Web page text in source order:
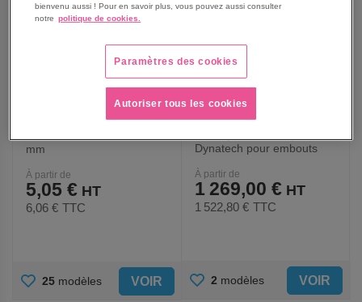
mm
À partir de
5,05 €
6,06 € TTC
AJOUTER
25 modèles VOIR
Dynatech pour embouts
À partir de
1 269,00 €
1 522,80 € TTC
AJOUTER
2 modèles VOIR
bienvenu aussi ! Pour en savoir plus, vous pouvez aussi consulter
notre politique de cookies.
Paramètres des cookies
Autoriser tous les cookies